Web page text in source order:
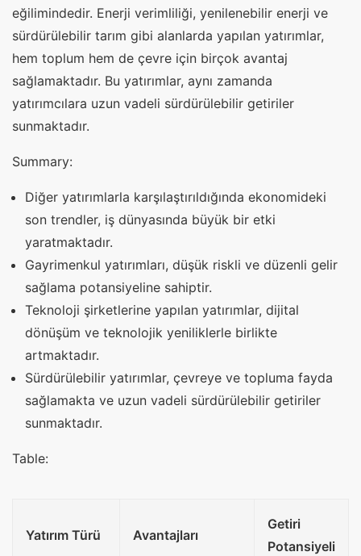
eğilimindedir. Enerji verimliliği, yenilenebilir enerji ve
sürdürülebilir tarım gibi alanlarda yapılan yatırımlar,
hem toplum hem de çevre için birçok avantaj
sağlamaktadır. Bu yatırımlar, aynı zamanda
yatırımcılara uzun vadeli sürdürülebilir getiriler
sunmaktadır.
Summary:
Diğer yatırımlarla karşılaştırıldığında ekonomideki
son trendler, iş dünyasında büyük bir etki
yaratmaktadır.
Gayrimenkul yatırımları, düşük riskli ve düzenli gelir
sağlama potansiyeline sahiptir.
Teknoloji şirketlerine yapılan yatırımlar, dijital
dönüşüm ve teknolojik yeniliklerle birlikte
artmaktadır.
Sürdürülebilir yatırımlar, çevreye ve topluma fayda
sağlamakta ve uzun vadeli sürdürülebilir getiriler
sunmaktadır.
Table:
Yatırım Türü Avantajları
Getiri
Potansiyeli